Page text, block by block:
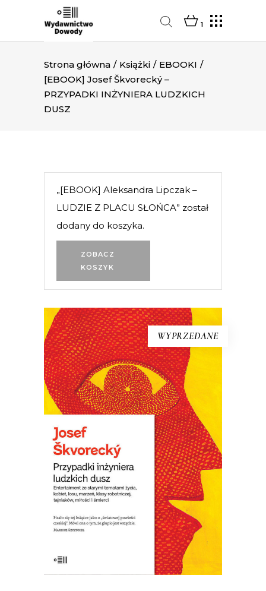
1
Strona główna / Książki / EBOOKI /
[EBOOK] Josef Škvorecký –
PRZYPADKI INŻYNIERA LUDZKICH
DUSZ
ZOBACZ
KOSZYK
„[EBOOK] Aleksandra Lipczak –
LUDZIE Z PLACU SŁOŃCA” został
dodany do koszyka.
WYPRZEDANE